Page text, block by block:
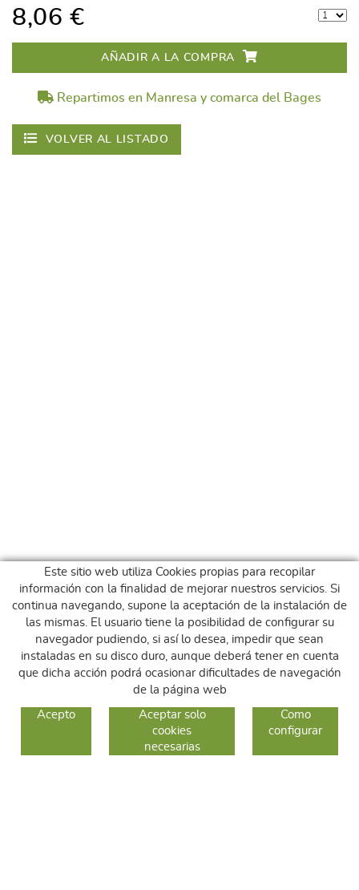
8,06 €
AÑADIR A LA COMPRA
Repartimos en Manresa y comarca del Bages
VOLVER AL LISTADO
CAMBIOS Y DEVOLUCIONES
Este sitio web utiliza Cookies propias para recopilar
información con la finalidad de mejorar nuestros servicios. Si
continua navegando, supone la aceptación de la instalación de
las mismas. El usuario tiene la posibilidad de configurar su
navegador pudiendo, si así lo desea, impedir que sean
instaladas en su disco duro, aunque deberá tener en cuenta
que dicha acción podrá ocasionar dificultades de navegación
de la página web
Acepto
Aceptar solo
cookies
necesarias
Como
configurar